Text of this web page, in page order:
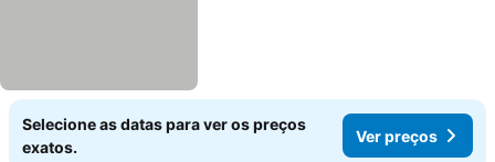
Selecione as datas para ver os preços
exatos.
Ver preços